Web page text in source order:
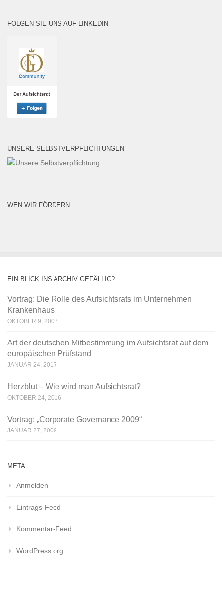
FOLGEN SIE UNS AUF LINKEDIN
UNSERE SELBSTVERPFLICHTUNGEN
WEN WIR FÖRDERN
EIN BLICK INS ARCHIV GEFÄLLIG?
Vortrag: Die Rolle des Aufsichtsrats im Unternehmen
Krankenhaus
OKTOBER 9, 2007
Art der deutschen Mitbestimmung im Aufsichtsrat auf dem
europäischen Prüfstand
JANUAR 24, 2017
Herzblut – Wie wird man Aufsichtsrat?
OKTOBER 24, 2016
Vortrag: „Corporate Governance 2009“
JANUAR 27, 2009
META
Anmelden
Eintrags-Feed
Kommentar-Feed
WordPress.org